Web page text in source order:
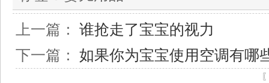
上一篇： 谁抢走了宝宝的视力
下一篇： 如果你为宝宝使用空调有哪